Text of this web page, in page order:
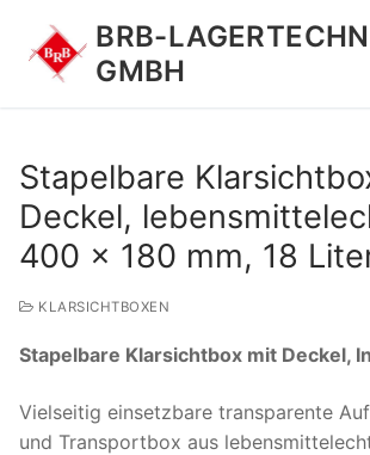
Inhalt
springen
BRB-
GMBH
nach:
Stapelbare
Deckel,
400 x 180 mm, 18
KLARSICHTBOXEN
Stapelbare Klarsichtbox mit Deckel,
Vielseitig einsetzbare transparente
und Transportbox aus